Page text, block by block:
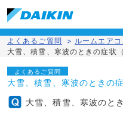
よくあるご質問 > ルームエアコ
大雪、積雪、寒波のときの症状
よくあるご質問
大雪、積雪、寒波のときの
大雪、積雪、寒波のと